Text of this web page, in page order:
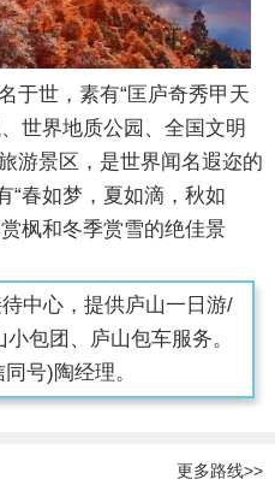
世，素有“匡庐奇秀甲天
世界地质公园、全国文明
游景区，是世界闻名遐迩的
“春如梦，夏如滴，秋如
枫和冬季赏雪的绝佳景
待中心，提供庐山一日游/
包团、庐山包车服务。
号)陶经理。
更多路线>>